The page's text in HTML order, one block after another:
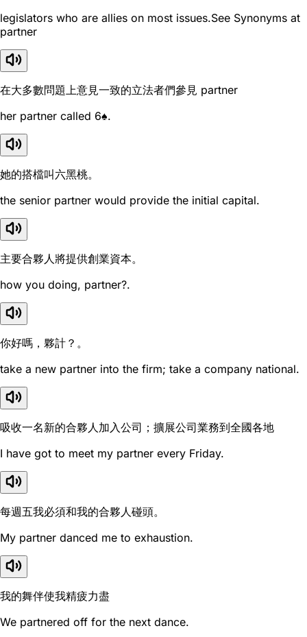
legislators who are allies on most issues.See Synonyms at
partner
在大多數問題上意見一致的立法者們參見 partner
her partner called 6♠.
她的搭檔叫六黑桃。
the senior partner would provide the initial capital.
主要合夥人將提供創業資本。
how you doing, partner?.
你好嗎，夥計？。
take a new partner into the firm; take a company national.
吸收一名新的合夥人加入公司；擴展公司業務到全國各地
I have got to meet my partner every Friday.
每週五我必須和我的合夥人碰頭。
My partner danced me to exhaustion.
我的舞伴使我精疲力盡
We partnered off for the next dance.